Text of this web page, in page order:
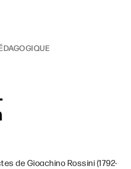
de l’Opéra de Lille, la
Allemandi. Le maestro
de Gioachino Rossini (1792-